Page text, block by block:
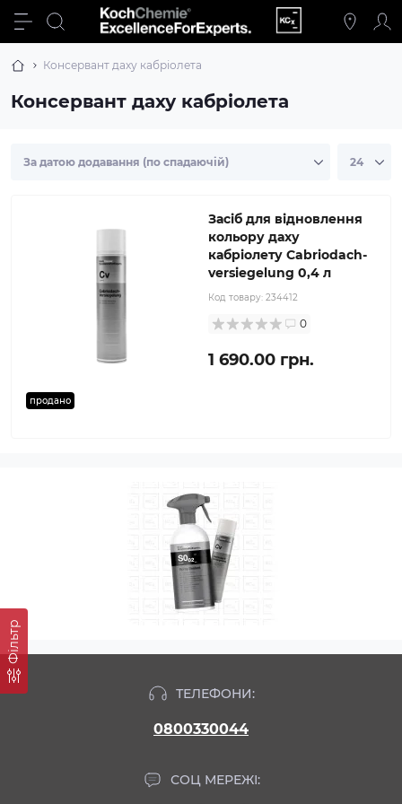
Консервант даху кабріолета
Консервант даху кабріолета
Фільтр
продано
Засіб для відновлення
кольору даху
кабріолету Cabriodach-
versiegelung 0,4 л
Код товару: 234412
0
1 690.00 грн.
ТЕЛЕФОНИ:
0800330044
СОЦ МЕРЕЖІ: